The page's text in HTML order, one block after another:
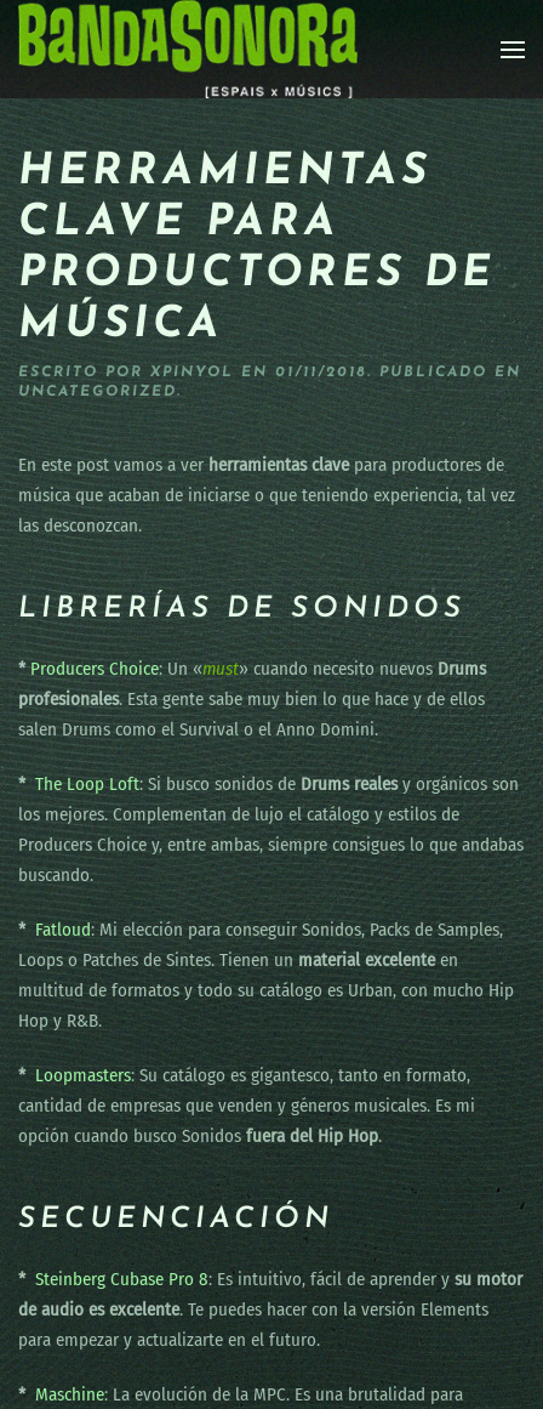
Skip to main content
HERRAMIENTAS
CLAVE PARA
PRODUCTORES DE
MÚSICA
ESCRITO POR XPINYOL EN 01/11/2018. PUBLICADO EN
UNCATEGORIZED.
En este post vamos a verherramientas clavepara productores de
música que acaban de iniciarse o que teniendo experiencia, tal vez
las desconozcan.
LIBRERÍAS DE SONIDOS
*Producers Choice: Un «must» cuando necesito nuevosDrums
profesionales. Esta gente sabe muy bien lo que hace y de ellos
salen Drums como el Survival o el Anno Domini.
* The Loop Loft: Si busco sonidos de Drums realesy orgánicos son
los mejores. Complementan de lujo el catálogo y estilos de
Producers Choice y, entre ambas, siempre consigues lo que andabas
buscando.
* Fatloud: Mi elección para conseguir Sonidos, Packs de Samples,
Loops o Patches de Sintes. Tienen un material excelenteen
multitud de formatos y todo su catálogo es Urban, con mucho Hip
Hop y R&B.
* Loopmasters: Su catálogo es gigantesco, tanto en formato,
cantidad de empresas que venden y géneros musicales. Es mi
opción cuando busco Sonidosfuera del Hip Hop.
SECUENCIACIÓN
* Steinberg Cubase Pro 8: Es intuitivo, fácil de aprender y su motor
de audio es excelente. Te puedes hacer con la versión Elements
para empezar y actualizarte en el futuro.
* Maschine: La evolución de la MPC. Es una brutalidad para